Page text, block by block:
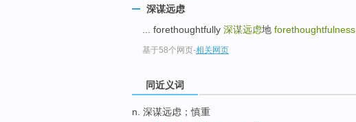
深谋远虑
... forethoughtfully 深谋远虑地 forethoughtfulness
基于58个网页-相关网页
同近义词
n. 深谋远虑；慎重